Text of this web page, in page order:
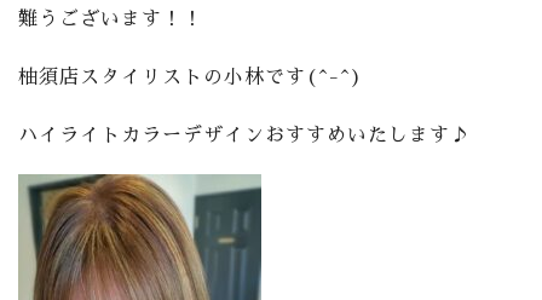
難うございます！！
柚須店スタイリストの小林です(^-^)
ハイライトカラーデザインおすすめいたします♪